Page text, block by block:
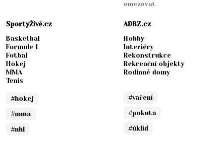
omezovat
SportyŽivě.cz
Basketbal
Formule 1
Fotbal
Hokej
MMA
Tenis
#hokej
#mma
#nhl
ADBZ.cz
Hobby
Interiéry
Rekonstrukce
Rekreační objekty
Rodinné domy
#vaření
#pokuta
#úklid